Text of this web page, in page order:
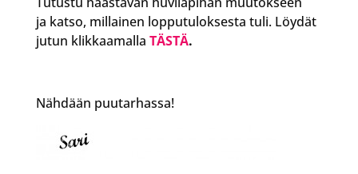
ja katso, millainen lopputuloksesta tuli. Löydät
jutun klikkaamalla TÄSTÄ.
Nähdään puutarhassa!